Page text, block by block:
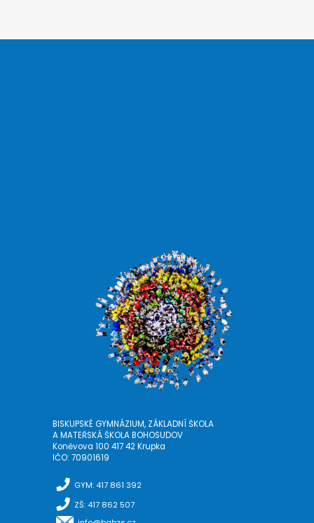
BISKUPSKÉ GYMNÁZIUM, ZÁKLADNÍ ŠKOLA
A MATEŘSKÁ ŠKOLA BOHOSUDOV
Koněvova 100 417 42 Krupka
IČO: 70901619
GYM: 417 861 392
ZŠ: 417 862 507